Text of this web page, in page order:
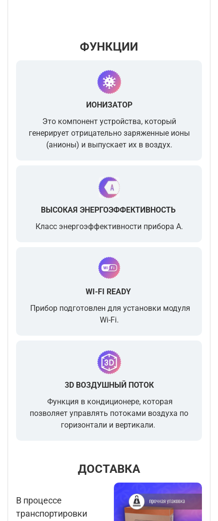
ФУНКЦИИ
ИОНИЗАТОР
Это компонент устройства, который
генерирует отрицательно заряженные ионы
(анионы) и выпускает их в воздух.
ВЫСОКАЯ ЭНЕРГОЭФФЕКТИВНОСТЬ
Класс энергоэффективности прибора A.
WI-FI READY
Прибор подготовлен для установки модуля
Wi-Fi.
3D ВОЗДУШНЫЙ ПОТОК
Функция в кондиционере, которая
позволяет управлять потоками воздуха по
горизонтали и вертикали.
ДОСТАВКА
В процессе
транспортировки